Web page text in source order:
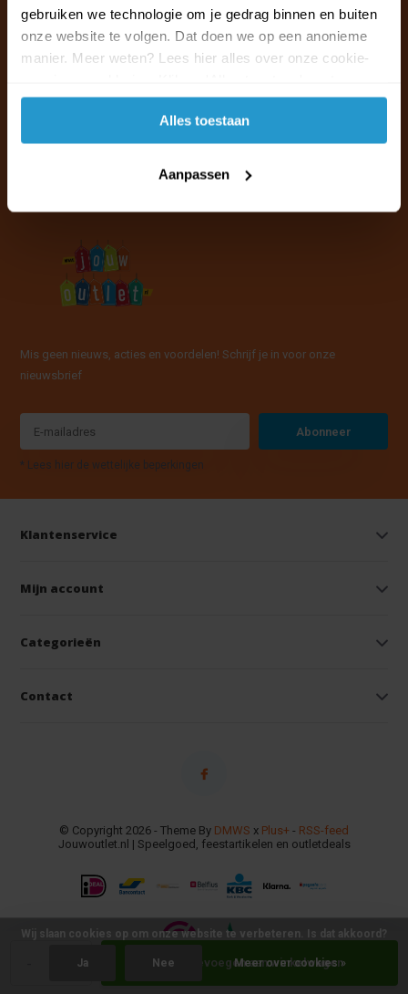
gebruiken we technologie om je gedrag binnen en buiten
onze website te volgen. Dat doen we op een anonieme
manier. Meer weten? Lees hier alles over onze cookie-
accepteren.
Alles toestaan
Aanpassen
+ Toevoegen aan winkelwagen
Ma t/m vr van 09:30 - 16:00 telefonisch
+31 (0)13 785 62 41
Naar de klantenservice & FAQ
Mis geen nieuws, acties en voordelen! Schrijf je in voor onze
nieuwsbrief
Abonneer
* Lees hier de wettelijke beperkingen
Klantenservice
Mijn account
Categorieën
Contact
© Copyright 2026 - Theme By DMWS x Plus+ - RSS-feed
Jouwoutlet.nl | Speelgoed, feestartikelen en outletdeals
Wij slaan cookies op om onze website te verbeteren. Is dat akkoord?
Ja Nee Meer over cookies »